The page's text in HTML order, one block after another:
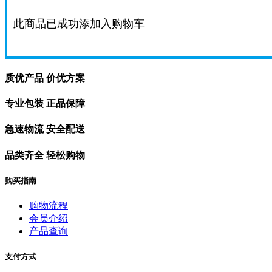
此商品已成功添加入购物车
质优产品 价优方案
专业包装 正品保障
急速物流 安全配送
品类齐全 轻松购物
购买指南
购物流程
会员介绍
产品查询
支付方式